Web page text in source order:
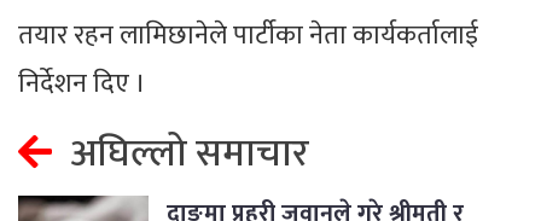
तयार रहन लामिछानेले पार्टीका नेता कार्यकर्तालाई
निर्देशन दिए ।
अघिल्लो समाचार